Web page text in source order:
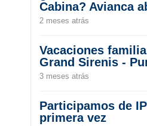
Cabina? Avianca
2 meses atrás
Vacaciones
Grand Sirenis -
3 meses atrás
Participamos de
primera vez